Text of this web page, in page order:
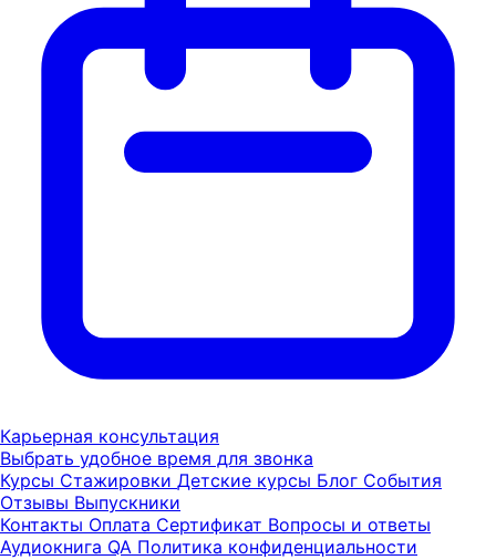
Карьерная консультация
Выбрать удобное время для звонка
Курсы Стажировки Детские курсы Блог События
Отзывы Выпускники
Контакты Оплата Сертификат Вопросы и ответы
Аудиокнига QA Политика конфиденциальности